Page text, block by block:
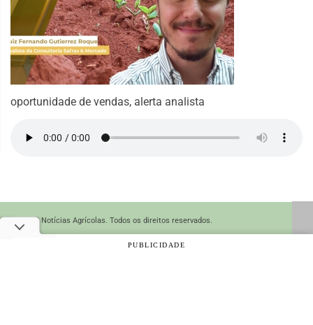
oportunidade de vendas, alerta analista
© 2026 Notícias Agrícolas. Todos os direitos reservados.
PUBLICIDADE